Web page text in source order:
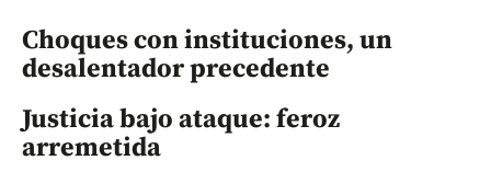
Choques con instituciones, un
desalentador precedente
Justicia bajo ataque: feroz
arremetida